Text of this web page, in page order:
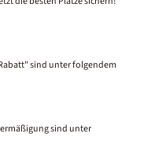
sind unter folgendem
sind unter